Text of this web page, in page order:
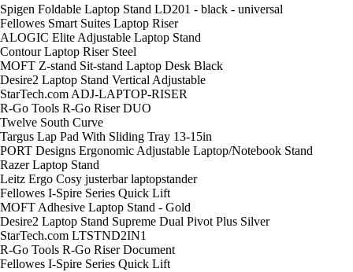
Spigen Foldable Laptop Stand LD201 - black - universal
Fellowes Smart Suites Laptop Riser
ALOGIC Elite Adjustable Laptop Stand
Contour Laptop Riser Steel
MOFT Z-stand Sit-stand Laptop Desk Black
Desire2 Laptop Stand Vertical Adjustable
StarTech.com ADJ-LAPTOP-RISER
R-Go Tools R-Go Riser DUO
Twelve South Curve
Targus Lap Pad With Sliding Tray 13-15in
PORT Designs Ergonomic Adjustable Laptop/Notebook Stand
Razer Laptop Stand
Leitz Ergo Cosy justerbar laptopstander
Fellowes I-Spire Series Quick Lift
MOFT Adhesive Laptop Stand - Gold
Desire2 Laptop Stand Supreme Dual Pivot Plus Silver
StarTech.com LTSTND2IN1
R-Go Tools R-Go Riser Document
Fellowes I-Spire Series Quick Lift